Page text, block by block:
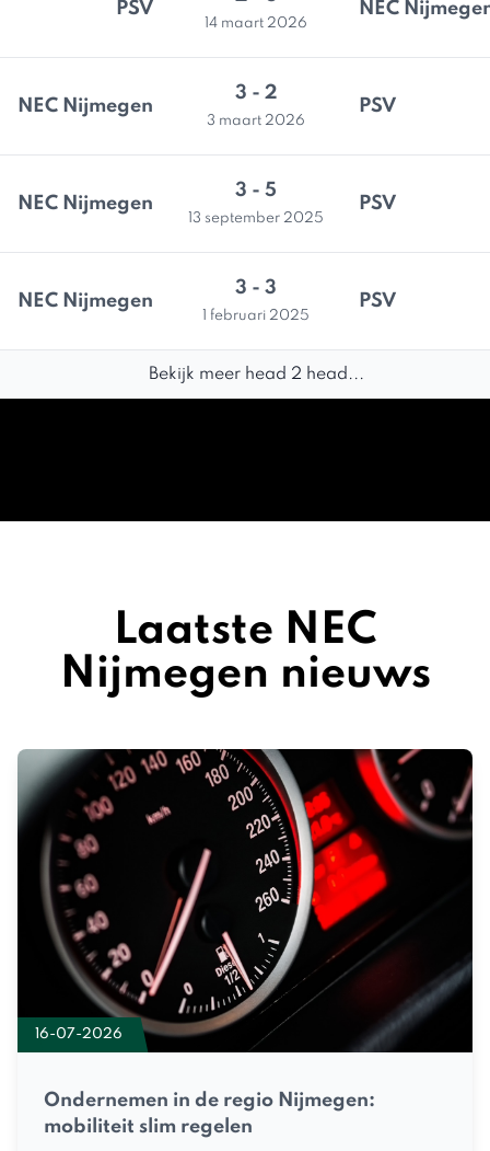
PSV
14 maart 2026
NEC
NEC Nijmegen
3 - 2
3 maart 2026
PSV
NEC Nijmegen
3 - 5
13 september 2025
PSV
NEC Nijmegen
3 - 3
1 februari 2025
PSV
Bekijk meer head 2 head...
Laatste NEC
Nijmegen nieuws
16-07-2026
Ondernemen in de regio Nijmegen:
mobiliteit slim regelen